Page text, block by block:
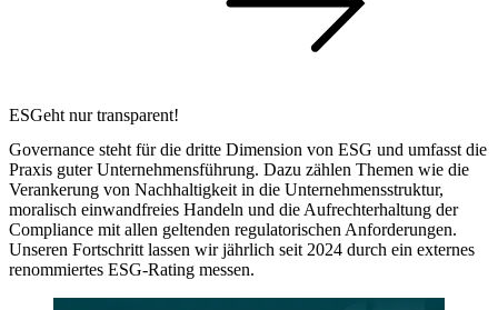
ESGeht nur transparent!
Governance steht für die dritte Dimension von ESG und umfasst die
Praxis guter Unternehmensführung. Dazu zählen Themen wie die
Verankerung von Nachhaltigkeit in die Unternehmensstruktur,
moralisch einwandfreies Handeln und die Aufrechterhaltung der
Compliance mit allen geltenden regulatorischen Anforderungen.
Unseren Fortschritt lassen wir jährlich seit 2024 durch ein externes
renommiertes ESG-Rating messen.